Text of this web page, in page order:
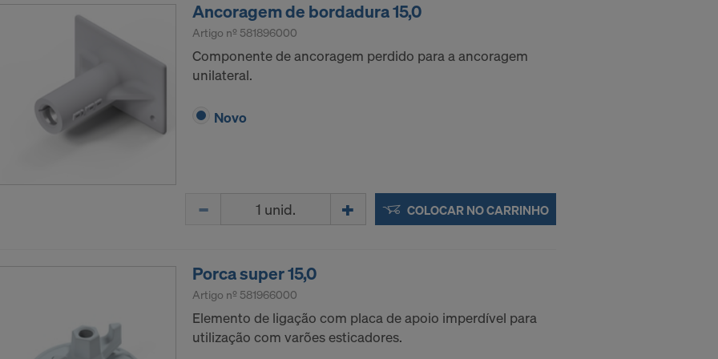
Ancoragem de bordadura 15,0
Artigo nº 581896000
Componente de ancoragem perdido para a ancoragem
unilateral.
Novo
COLOCAR NO CARRINHO
Porca super 15,0
Artigo nº 581966000
Elemento de ligação com placa de apoio imperdível para
utilização com varões esticadores.
LLC
do seu consentimento expresso para podermos continuar a transferir
pessoais a estes operadores.
o seu consentimento em qualquer momento com efeitos para o futuro,
definições de cookies no site.
COM A UTILIZAÇÃO DE COOKIES E A